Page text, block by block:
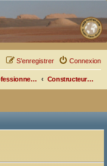
Connexion
S’enregistrer
Les Professionnels nous parlent Constructeurs et Aménageurs